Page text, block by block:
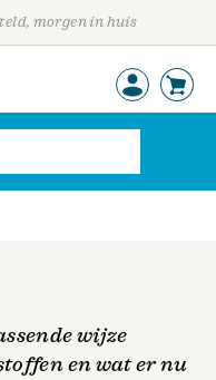
morgen in huis
wijze
en wat er nu